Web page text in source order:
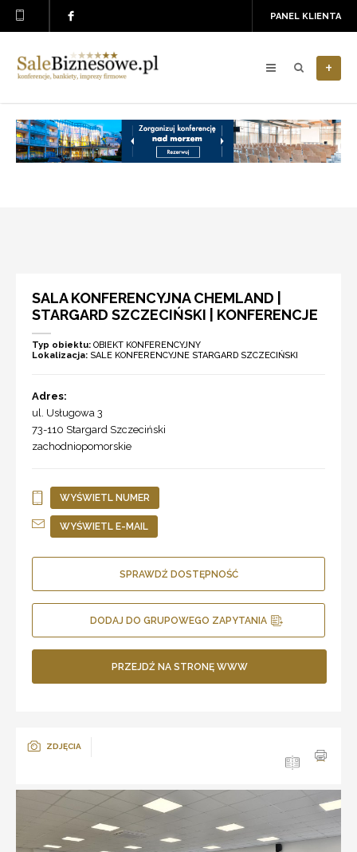
PANEL KLIENTA
+
SALA KONFERENCYJNA CHEMLAND |
STARGARD SZCZECIŃSKI | KONFERENCJE
Typ obiektu: OBIEKT KONFERENCYJNY
Lokalizacja: SALE KONFERENCYJNE STARGARD SZCZECIŃSKI
Adres:
ul. Usługowa 3
73-110 Stargard Szczeciński
zachodniopomorskie
WYŚWIETL NUMER
WYŚWIETL E-MAIL
SPRAWDŹ DOSTĘPNOŚĆ
DODAJ DO GRUPOWEGO ZAPYTANIA
PRZEJDŹ NA STRONĘ WWW
ZDJĘCIA